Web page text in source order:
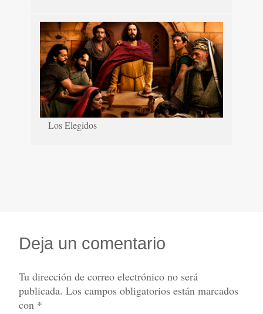
Los Elegidos
Deja un comentario
Tu dirección de correo electrónico no será
publicada. Los campos obligatorios están marcados
con *